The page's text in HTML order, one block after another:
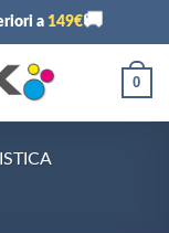
a 149€🚚
0